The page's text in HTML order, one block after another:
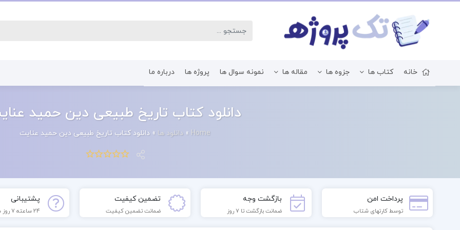
خانه کتاب ها
کتاب رشته اقتصاد کتاب رشته
جزوه ها مقاله ها نمونه سوال ها پروژه ها درباره ما
دانلود کتاب تاریخ طبیعی دین حمید
Home
» دانلود ها » دانلود کتاب تاریخ طبیعی دین حمید عنایت
پرداخت امن
توسط کارتهای شتاب
بازگشت وجه
ضمانت بازگشت تا 7 روز
تضمین کیفیت
ضمانت تضمین کیفیت
پشتیبانی
24 ساعته 7 روز هفته